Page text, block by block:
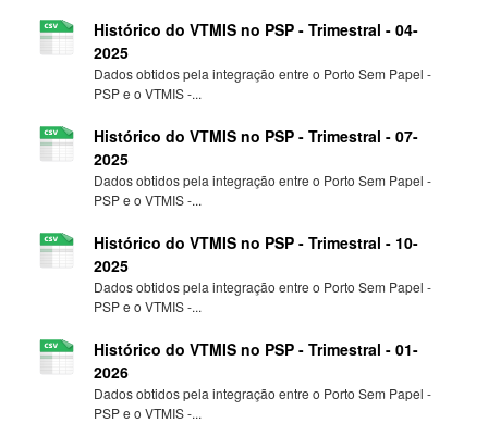
Histórico do VTMIS no PSP - Trimestral - 04-
2025
Dados obtidos pela integração entre o Porto Sem Papel -
PSP e o VTMIS -...
Histórico do VTMIS no PSP - Trimestral - 07-
2025
Dados obtidos pela integração entre o Porto Sem Papel -
PSP e o VTMIS -...
Histórico do VTMIS no PSP - Trimestral - 10-
2025
Dados obtidos pela integração entre o Porto Sem Papel -
PSP e o VTMIS -...
Histórico do VTMIS no PSP - Trimestral - 01-
2026
Dados obtidos pela integração entre o Porto Sem Papel -
PSP e o VTMIS -...